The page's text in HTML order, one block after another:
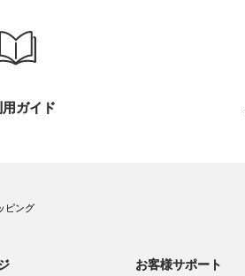
用ガイド
ピング
お客様サポート